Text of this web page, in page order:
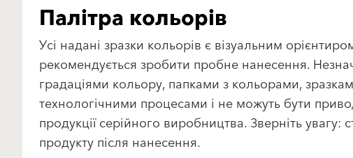
Палітра кольорів
Усі надані зразки кольорів є візуальним
рекомендується зробити пробне нанесення.
градаціями кольору, папками з кольорами,
технологічними процесами і не можуть бути
продукції серійного виробництва. Зверніть
продукту після нанесення.